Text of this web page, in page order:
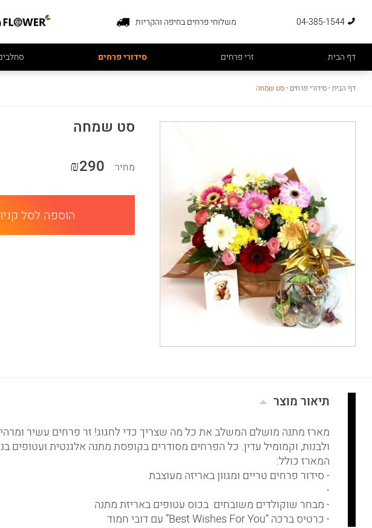
04-385-1544 משלוחי פרחים בחיפה והקריות
דף הבית זרי פרחים סידורי פרחים
דף הבית-סידורי פרחים -סט שמחה
סט שמחה
מחיר: ₪290
הוספה לסל
תיאור מוצר
מארז מתנה מושלם המשלב את כל מה שצריך כדי לחגוג! זר פרחים עשיר ומרהיב
ולבנות, וקמומיל עדין. כל הפרחים מסודרים בקופסת מתנה אלגנטית ועטופים
המארז כולל:
∙ סידור פרחים טריים ומגוון באריזה מעוצבת
∙
∙ מבחר שוקולדים משובחים בכוס עטופים באריזת מתנה
∙ כרטיס ברכה “Best Wishes For You” עם דובי חמוד